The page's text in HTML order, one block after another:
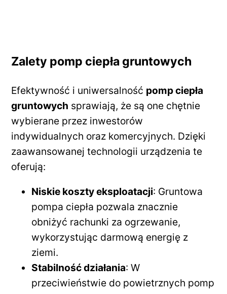
Zalety pomp ciepła gruntowych
Efektywność i uniwersalność pomp ciepła
gruntowych sprawiają, że są one chętnie
wybierane przez inwestorów
indywidualnych oraz komercyjnych. Dzięki
zaawansowanej technologii urządzenia te
oferują:
Niskie koszty eksploatacji: Gruntowa
pompa ciepła pozwala znacznie
obniżyć rachunki za ogrzewanie,
wykorzystując darmową energię z
ziemi.
Stabilność działania: W
przeciwieństwie do powietrznych pomp